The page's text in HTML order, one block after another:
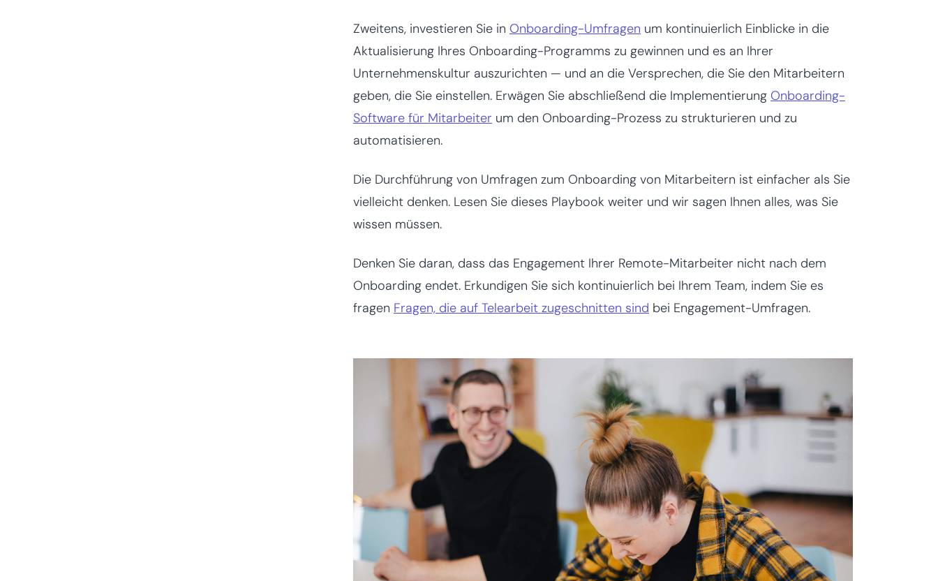
Zweitens, investieren Sie in Onboarding-Umfragen um kontinuierlich Einblicke in die
Aktualisierung Ihres Onboarding-Programms zu gewinnen und es an Ihrer
Unternehmenskultur auszurichten — und an die Versprechen, die Sie den Mitarbeitern
geben, die Sie einstellen. Erwägen Sie abschließend die Implementierung Onboarding-
Software für Mitarbeiter um den Onboarding-Prozess zu strukturieren und zu
automatisieren.
Die Durchführung von Umfragen zum Onboarding von Mitarbeitern ist einfacher als Sie
vielleicht denken. Lesen Sie dieses Playbook weiter und wir sagen Ihnen alles, was Sie
wissen müssen.
Denken Sie daran, dass das Engagement Ihrer Remote-Mitarbeiter nicht nach dem
Onboarding endet. Erkundigen Sie sich kontinuierlich bei Ihrem Team, indem Sie es
fragen Fragen, die auf Telearbeit zugeschnitten sind bei Engagement-Umfragen.